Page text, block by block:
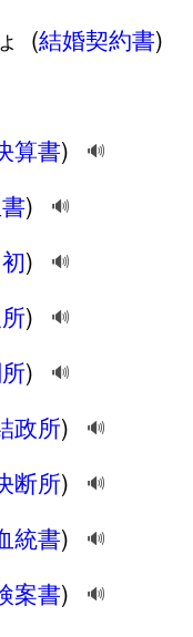
(結婚契約書)
算書) 🔊
) 🔊
) 🔊
) 🔊
) 🔊
政所) 🔊
断所) 🔊
統書) 🔊
案書) 🔊